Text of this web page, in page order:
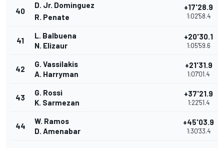
40
D. Jr. Dominguez
R. Penate
+17'28.9
1:02'58.4
41
L. Balbuena
N. Elizaur
+20'30.1
1:05'59.6
42
G. Vassilakis
A. Harryman
+21'31.9
1:07'01.4
43
G. Rossi
K. Sarmezan
+37'21.9
1:22'51.4
44
W. Ramos
D. Amenabar
+45'03.9
1:30'33.4